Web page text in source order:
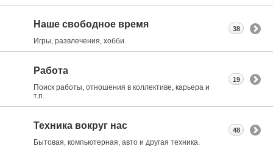
Наше свободное время
Игры, развлечения, хобби.
38
Работа
Поиск работы, отношения в коллективе, карьера и
т.п.
19
Техника вокруг нас
Бытовая, компьютерная, авто и другая техника.
48